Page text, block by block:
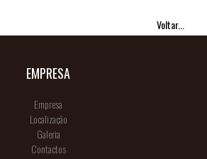
Voltar...
EMPRESA
Empresa
Localização
Galeria
Contactos